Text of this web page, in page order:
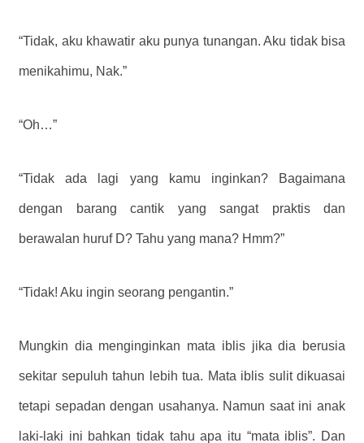
“Tidak, aku khawatir aku punya tunangan. Aku tidak bisa
menikahimu, Nak.”
“Oh…”
“Tidak ada lagi yang kamu inginkan? Bagaimana
dengan barang cantik yang sangat praktis dan
berawalan huruf D? Tahu yang mana? Hmm?”
“Tidak! Aku ingin seorang pengantin.”
Mungkin dia menginginkan mata iblis jika dia berusia
sekitar sepuluh tahun lebih tua. Mata iblis sulit dikuasai
tetapi sepadan dengan usahanya. Namun saat ini anak
laki-laki ini bahkan tidak tahu apa itu “mata iblis”. Dan